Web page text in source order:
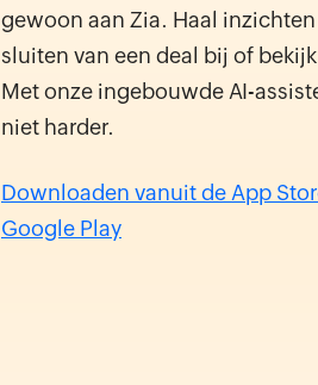
gewoon aan Zia. Haal
sluiten van een deal bij of
Met onze ingebouwde AI-
niet harder.
Downloaden vanuit de App
Google Play